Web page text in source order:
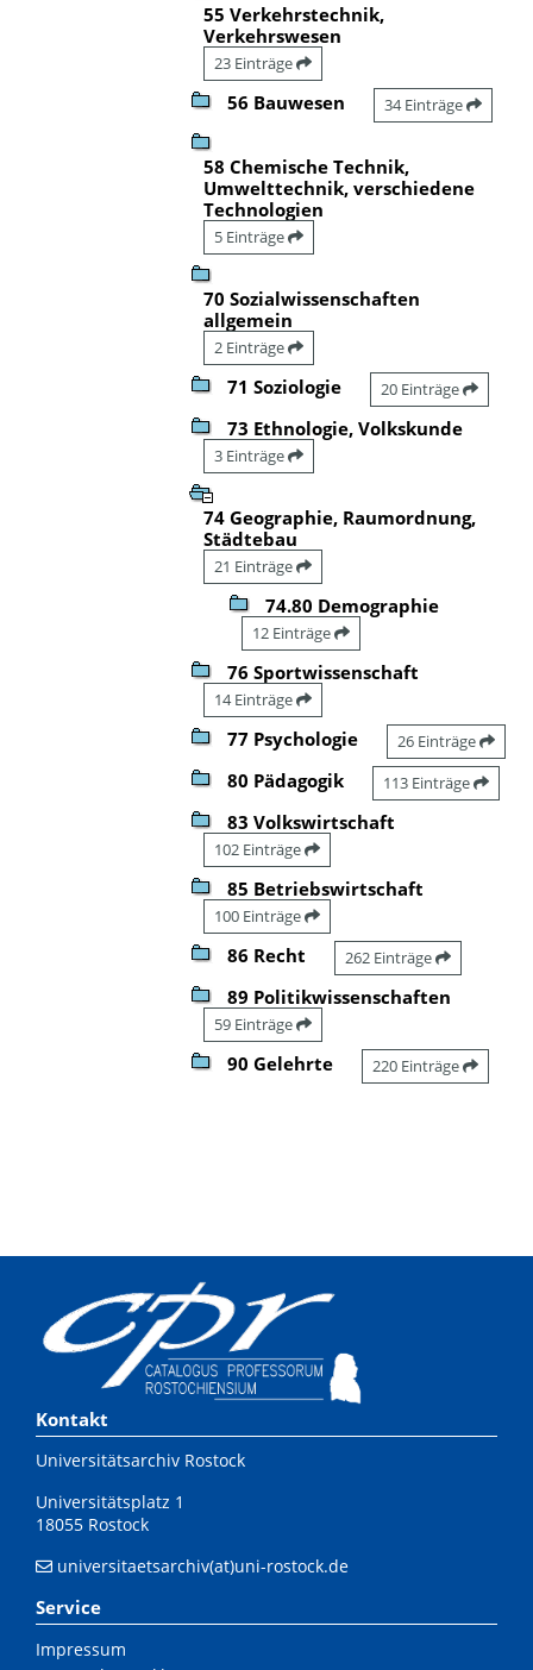
55 Verkehrstechnik,
Verkehrswesen
23 Einträge
56 Bauwesen 34 Einträge
58 Chemische Technik,
Umwelttechnik, verschiedene
Technologien
5 Einträge
70 Sozialwissenschaften
allgemein
2 Einträge
71 Soziologie 20 Einträge
73 Ethnologie, Volkskunde
3 Einträge
74 Geographie, Raumordnung,
Städtebau
21 Einträge
74.80 Demographie
12 Einträge
76 Sportwissenschaft
14 Einträge
77 Psychologie 26 Einträge
80 Pädagogik 113 Einträge
83 Volkswirtschaft
102 Einträge
85 Betriebswirtschaft
100 Einträge
86 Recht 262 Einträge
89 Politikwissenschaften
59 Einträge
90 Gelehrte 220 Einträge
Kontakt
Universitätsarchiv Rostock
Universitätsplatz 1
18055 Rostock
universitaetsarchiv(at)uni-rostock.de
Service
Impressum